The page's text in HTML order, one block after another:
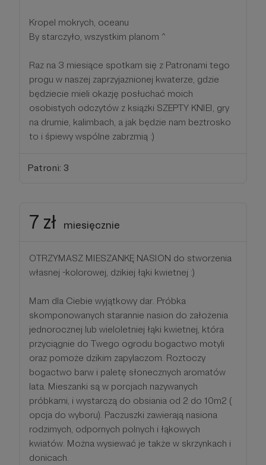
Kropel mokrych, oceanu
By starczyło, wszystkim planom ^
Raz na 3 miesiące spotkam się z Patronami tego
progu w naszej zaprzyjaznionej kwaterze, gdzie
będziecie mieli okazję posłuchać moich
osobistych odczytów z książki SZEPTY KNIEI, gry
na drumie, kalimbach, a jak będzie nam beztrosko
to i śpiewy wspólne zabrzmią :)
Patroni: 3
7 zł miesięcznie
OTRZYMASZ MIESZANKĘ NASION do stworzenia
własnej -kolorowej, dzikiej łąki kwietnej :)
Mam dla Ciebie wyjątkowy dar. Próbka
skomponowanych starannie nasion do założenia
jednorocznej lub wieloletniej łąki kwietnej, która
przyciągnie do Twego ogrodu bogactwo motyli
oraz pomoże dzikim zapylaczom. Roztoczy
bogactwo barw i paletę słonecznych aromatów
lata. Mieszanki są w porcjach nazywanych
próbkami, i wystarczą do obsiania od 2 do 10m2 (
opcja do wyboru). Paczuszki zawierają nasiona
rodzimych, odpornych polnych i łąkowych
kwiatów. Można wysiewać je także w skrzynkach i
donicach.